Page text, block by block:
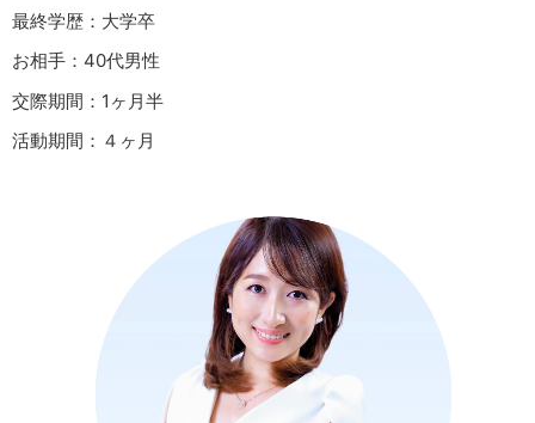
最終学歴：大学卒
お相手：40代男性
交際期間：1ヶ月半
活動期間：４ヶ月